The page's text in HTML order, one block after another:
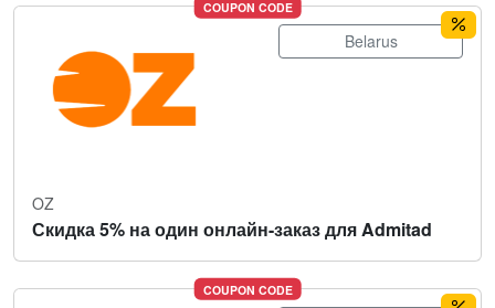
COUPON CODE
Belarus
OZ
Скидка 5% на один онлайн-заказ для Admitad
COUPON CODE